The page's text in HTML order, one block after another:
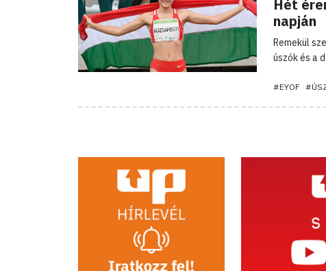
Hét
napján
Remekül
úszók és a
#EYOF